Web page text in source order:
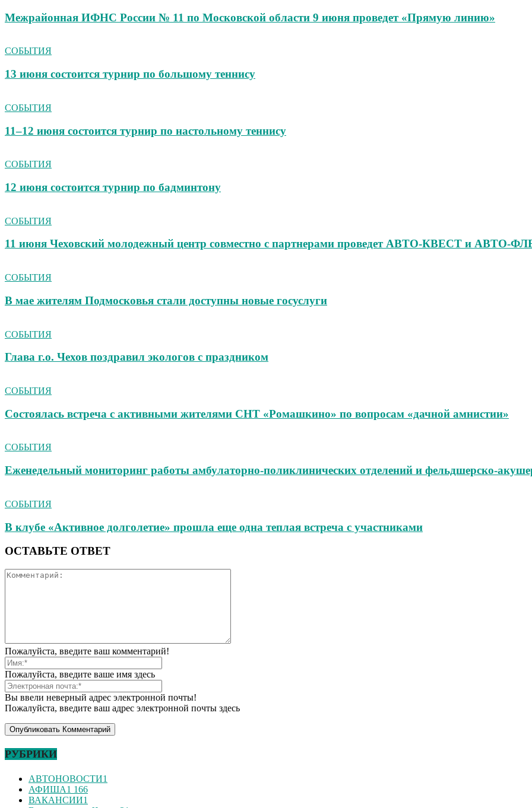
Межрайонная ИФНС России № 11 по Московской области 9 июня проведет «Прямую линию»
СОБЫТИЯ
13 июня состоится турнир по большому теннису
СОБЫТИЯ
11–12 июня состоится турнир по настольному теннису
СОБЫТИЯ
12 июня состоится турнир по бадминтону
СОБЫТИЯ
11 июня Чеховский молодежный центр совместно с партнерами проведет АВТО‑КВЕСТ и
СОБЫТИЯ
В мае жителям Подмосковья стали доступны новые госуслуги
СОБЫТИЯ
Глава г.о. Чехов поздравил экологов с праздником
СОБЫТИЯ
Состоялась встреча с активными жителями СНТ «Ромашкино» по вопросам «дачной амнистии»
СОБЫТИЯ
Еженедельный мониторинг работы амбулаторно‑поликлинических отделений и
СОБЫТИЯ
В клубе «Активное долголетие» прошла еще одна теплая встреча с участниками
ОСТАВЬТЕ ОТВЕТ
Пожалуйста, введите ваш комментарий!
Пожалуйста, введите ваше имя здесь
Вы ввели неверный адрес электронной почты!
Пожалуйста, введите ваш адрес электронной почты здесь
РУБРИКИ
АВТОНОВОСТИ1
АФИША1 166
ВАКАНСИИ1